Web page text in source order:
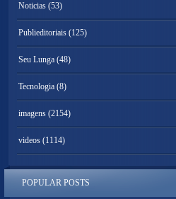
Noticias (53)
Publieditoriais (125)
Seu Lunga (48)
Tecnologia (8)
imagens (2154)
videos (1114)
POPULAR POSTS